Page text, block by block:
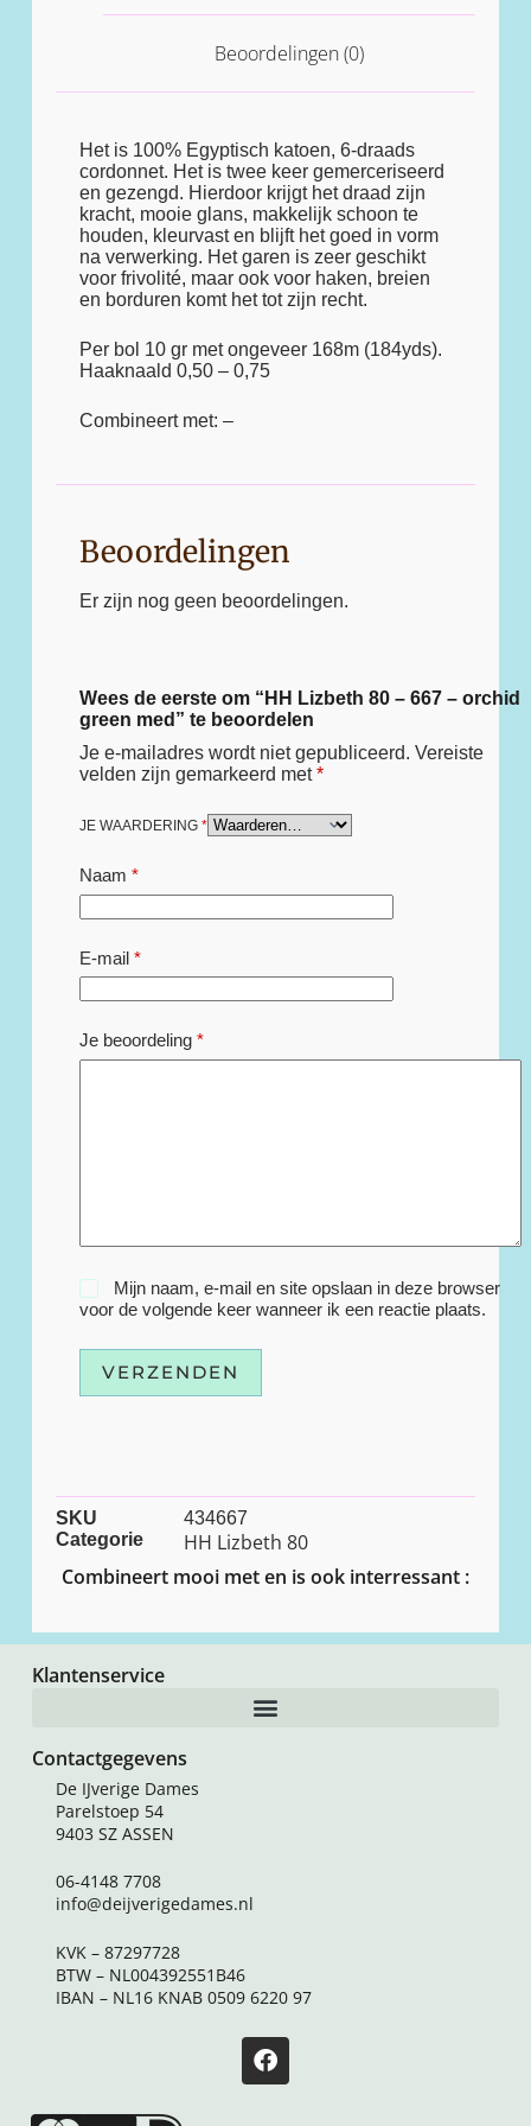
Beoordelingen (0)
Het is 100% Egyptisch katoen, 6-draads
cordonnet. Het is twee keer gemerceriseerd
en gezengd. Hierdoor krijgt het draad zijn
kracht, mooie glans, makkelijk schoon te
houden, kleurvast en blijft het goed in vorm
na verwerking. Het garen is zeer geschikt
voor frivolité, maar ook voor haken, breien
en borduren komt het tot zijn recht.
Per bol 10 gr met ongeveer 168m (184yds).
Haaknaald 0,50 – 0,75
Combineert met: –
Beoordelingen
Er zijn nog geen beoordelingen.
Wees de eerste om “HH Lizbeth 80 – 667 – orchid
green med” te beoordelen
Je e-mailadres wordt niet gepubliceerd. Vereiste
velden zijn gemarkeerd met*
JE WAARDERING *
Naam *
E-mail*
Je beoordeling *
Mijn naam, e-mail en site opslaan in deze browser
voor de volgende keer wanneer ik een reactie plaats.
VERZENDEN
SKU
434667
Categorie
HH Lizbeth 80
Combineert mooi met en is ook interressant :
Klantenservice
Contactgegevens
De IJverige Dames
Parelstoep 54
9403 SZ ASSEN
06-4148 7708
info@deijverigedames.nl
KVK – 87297728
BTW – NL004392551B46
IBAN – NL16 KNAB 0509 6220 97